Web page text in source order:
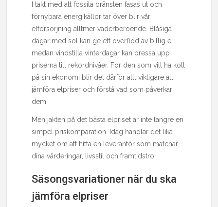
I takt med att fossila bränslen fasas ut och
förnybara energikällor tar över blir vår
elförsörjning alltmer väderberoende. Blåsiga
dagar med sol kan ge ett överflöd av billig el,
medan vindstilla vinterdagar kan pressa upp
priserna till rekordnivåer. För den som vill ha koll
på sin ekonomi blir det därför allt viktigare att
jämföra elpriser och förstå vad som påverkar
dem.
Men jakten på det bästa elpriset är inte längre en
simpel priskomparation. Idag handlar det lika
mycket om att hitta en leverantör som matchar
dina värderingar, livsstil och framtidstro.
Säsongsvariationer när du ska
jämföra elpriser